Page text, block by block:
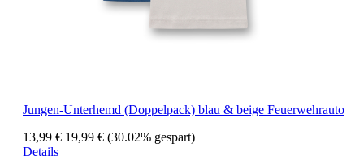
Jungen-Unterhemd (Doppelpack) blau & beige Feuerwehrauto
13,99 € 19,99 € (30.02% gespart)
Details